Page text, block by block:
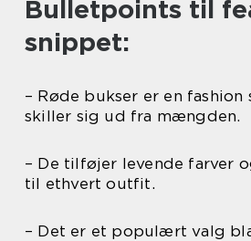
Bulletpoints til
snippet:
– Røde bukser er en fashion
skiller sig ud fra mængden.
– De tilføjer levende farver
til ethvert outfit.
– Det er et populært valg